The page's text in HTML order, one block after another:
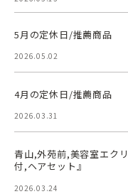
5月の定休日/推薦商品
2026.05.02
4月の定休日/推薦商品
2026.03.31
青山,外苑前,美容室エク
付,ヘアセット』
2026.03.24